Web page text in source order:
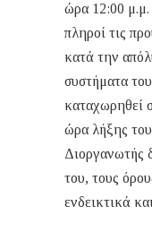
ώρα 12:00 μ.μ.
πληροί τις
κατά την
συστήματα
καταχωρηθεί
ώρα λήξης
Διοργανωτής
του, τους
ενδεικτικά